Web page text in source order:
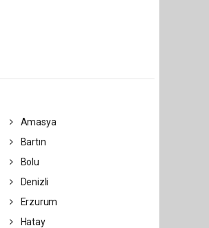
Amasya
Bartın
Bolu
Denizli
Erzurum
Hatay